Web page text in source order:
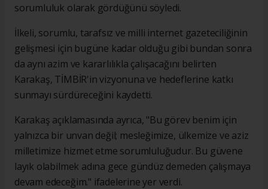
sorumluluk olarak gördüğünü söyledi.
İlkeli, sorumlu, tarafsız ve milli internet gazeteciliğinin
gelişmesi için bugüne kadar olduğu gibi bundan sonra
da aynı azim ve kararlılıkla çalışacağını belirten
Karakaş, TİMBİR'in vizyonuna ve hedeflerine katkı
sunmayı sürdüreceğini kaydetti.
Karakaş açıklamasında ayrıca, "Bu görev benim için
yalnızca bir unvan değil; mesleğimize, ülkemize ve aziz
milletimize hizmet etme sorumluluğudur. Bu güvene
layık olabilmek adına gece gündüz demeden çalışmaya
devam edeceğim." ifadelerine yer verdi.